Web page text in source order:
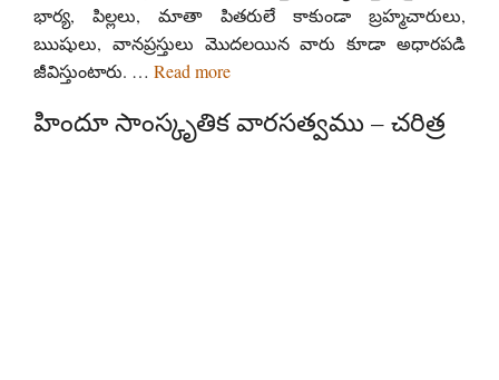
భార్య, పిల్లలు, మాతా పితరులే కాకుండా బ్రహ్మచారులు,
ఋషులు, వానప్రస్తులు మొదలయిన వారు కూడా అధారపడి
జీవిస్తుంటారు. … Read more
హిందూ సాంస్కృతిక వారసత్వము – చరిత్ర